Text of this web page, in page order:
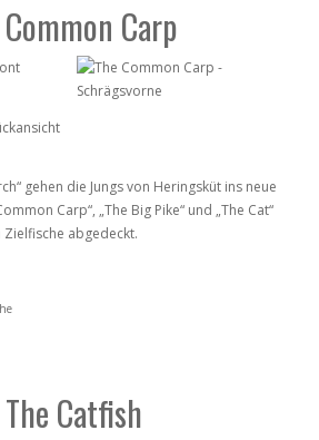
Carp
gehen die Jungs von Heringsküt ins neue
Carp“, „The Big Pike“ und „The Cat“
abgedeckt.
Catfish